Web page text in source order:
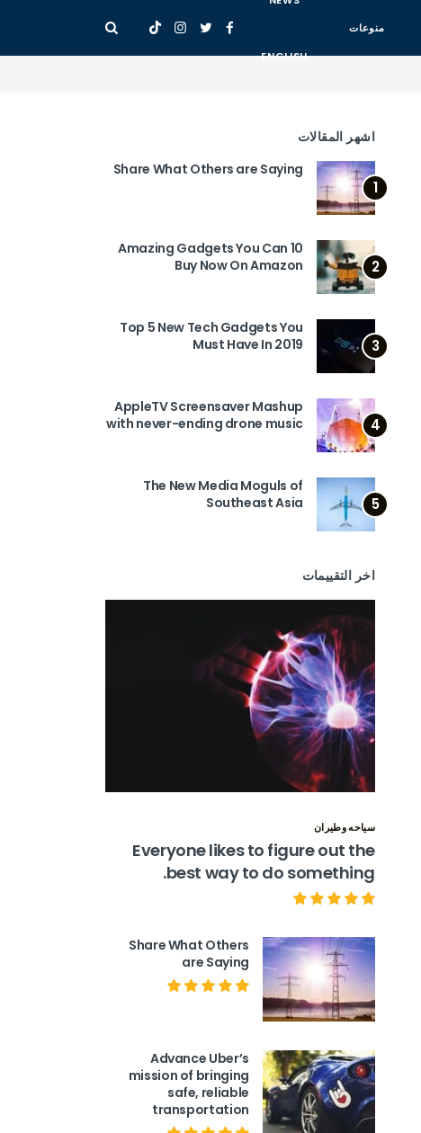
منوعات
ENGLISH
اشهر المقالات
1
Share What Others are Saying
2
10 Amazing Gadgets You Can
Buy Now On Amazon
3
Top 5 New Tech Gadgets You
Must Have In 2019
4
AppleTV Screensaver Mashup
with never-ending drone music
5
The New Media Moguls of
Southeast Asia
اخر التقييمات
سياحه وطيران
Everyone likes to figure out the
best way to do something.
Share What Others
are Saying
Advance Uber’s
mission of bringing
safe, reliable
transportation